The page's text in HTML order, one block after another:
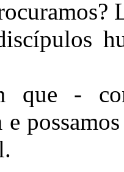
que -
e